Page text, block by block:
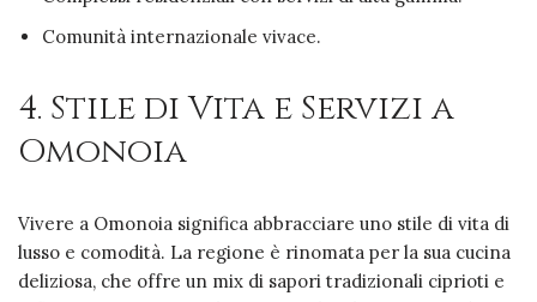
Comunità internazionale vivace.
4. Stile di Vita e Servizi a
Omonoia
Vivere a Omonoia significa abbracciare uno stile di vita di
lusso e comodità. La regione è rinomata per la sua cucina
deliziosa, che offre un mix di sapori tradizionali ciprioti e